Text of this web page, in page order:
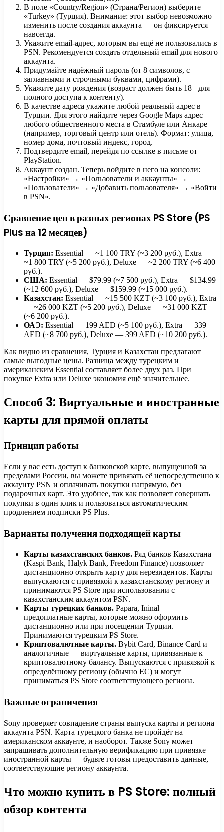
В поле «Country/Region» (Страна/Регион) выберите
«Turkey» (Турция). Внимание: этот выбор невозможно
изменить после создания аккаунта — он фиксируется
навсегда.
Укажите email-адрес, которым вы ещё не пользовались в
PSN. Рекомендуется создать отдельный email для нового
аккаунта.
Придумайте надёжный пароль (от 8 символов, с
заглавными и строчными буквами, цифрами).
Укажите дату рождения (возраст должен быть 18+ для
полного доступа к контенту).
В качестве адреса укажите любой реальный адрес в
Турции. Для этого найдите через Google Maps адрес
любого общественного места в Стамбуле или Анкаре
(например, торговый центр или отель). Формат: улица,
номер дома, почтовый индекс, город.
Подтвердите email, перейдя по ссылке в письме от
PlayStation.
Аккаунт создан. Теперь войдите в него на консоли:
«Настройки» → «Пользователи и аккаунты» →
«Пользователи» → «Добавить пользователя» → «Войти
в PSN».
Сравнение цен в разных регионах PS Store (PS
Plus на 12 месяцев)
Турция: Essential — ~1 100 TRY (~3 200 руб.), Extra —
~1 800 TRY (~5 200 руб.), Deluxe — ~2 200 TRY (~6 400
руб.).
США: Essential — $79.99 (~7 500 руб.), Extra — $134.99
(~12 600 руб.), Deluxe — $159.99 (~15 000 руб.).
Казахстан: Essential — ~15 500 KZT (~3 100 руб.), Extra
— ~26 000 KZT (~5 200 руб.), Deluxe — ~31 000 KZT
(~6 200 руб.).
ОАЭ: Essential — 199 AED (~5 100 руб.), Extra — 339
AED (~8 700 руб.), Deluxe — 399 AED (~10 200 руб.).
Как видно из сравнения, Турция и Казахстан предлагают
самые выгодные цены. Разница между турецким и
американским Essential составляет более двух раз. При
покупке Extra или Deluxe экономия ещё значительнее.
Способ 3: Виртуальные и иностранные
карты для прямой оплаты
Принцип работы
Если у вас есть доступ к банковской карте, выпущенной за
пределами России, вы можете привязать её непосредственно к
аккаунту PSN и оплачивать покупки напрямую, без
подарочных карт. Это удобнее, так как позволяет совершать
покупки в один клик и пользоваться автоматическим
продлением подписки PS Plus.
Варианты получения подходящей карты
Карты казахстанских банков. Ряд банков Казахстана
(Kaspi Bank, Halyk Bank, Freedom Finance) позволяет
дистанционно открыть карту для нерезидентов. Карты
выпускаются с привязкой к казахстанскому региону и
принимаются PS Store при использовании с
казахстанским аккаунтом PSN.
Карты турецких банков. Papara, Ininal —
предоплатные карты, которые можно оформить
дистанционно или при посещении Турции.
Принимаются турецким PS Store.
Криптовалютные карты. Bybit Card, Binance Card и
аналогичные — виртуальные карты, привязанные к
криптовалютному балансу. Выпускаются с привязкой к
определённому региону (обычно ЕС) и могут
приниматься PS Store соответствующего региона.
Важные ограничения
Sony проверяет совпадение страны выпуска карты и региона
аккаунта PSN. Карта турецкого банка не пройдёт на
американском аккаунте, и наоборот. Также Sony может
запрашивать дополнительную верификацию при привязке
иностранной карты — будьте готовы предоставить данные,
соответствующие региону аккаунта.
Что можно купить в PS Store: полный
обзор контента